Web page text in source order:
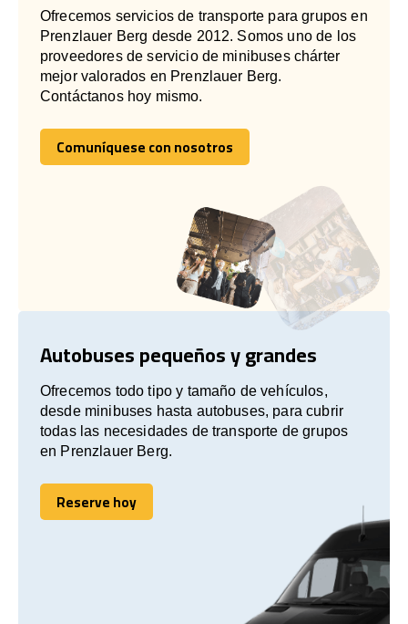
Ofrecemos servicios de transporte para grupos en
Prenzlauer Berg desde 2012. Somos uno de los
proveedores de servicio de minibuses chárter
mejor valorados en Prenzlauer Berg.
Contáctanos hoy mismo.
Comuníquese con nosotros
Comuníquese con nosotros
Autobuses pequeños y grandes
Ofrecemos todo tipo y tamaño de vehículos,
desde minibuses hasta autobuses, para cubrir
todas las necesidades de transporte de grupos
en Prenzlauer Berg.
Reserve hoy
Reserve hoy